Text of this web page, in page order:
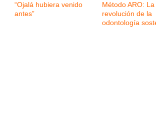
“Ojalá hubiera venido
antes”
Método ARO: La
revolución de la
odontología